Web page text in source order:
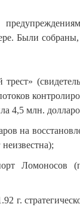
Были
трест»
4,5 млн.
на
г.